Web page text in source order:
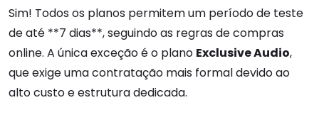
Sim! Todos os planos permitem um período de teste
de até **7 dias**, seguindo as regras de compras
online. A única exceção é o plano Exclusive Audio,
que exige uma contratação mais formal devido ao
alto custo e estrutura dedicada.